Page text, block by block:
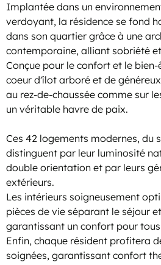
Implantée dans un
verdoyant, la résidence se fond
dans son quartier grâce à une
contemporaine, alliant sobriété
Conçue pour le confort et le
coeur d'îlot arboré et de
au rez-de-chaussée comme sur
un véritable havre de paix.
Ces 42 logements modernes, du
distinguent par leur luminosité
double orientation et par leurs
extérieurs.
Les intérieurs soigneusement
pièces de vie séparant le séjour
garantissant un confort pour
Enfin, chaque résident profitera
soignées, garantissant confort